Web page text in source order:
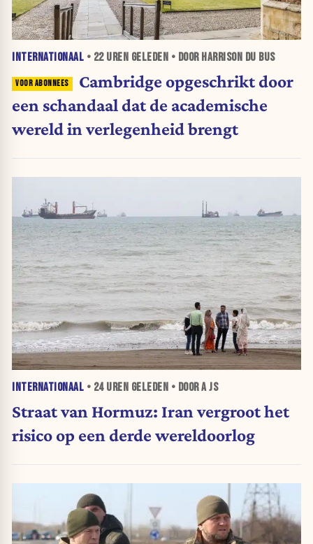
INTERNATIONAAL • 22 UREN GELEDEN • DOOR HARRISON DU BUS
Cambridge opgeschrikt door
een schandaal dat de academische
wereld in verlegenheid brengt
INTERNATIONAAL • 24 UREN GELEDEN • DOOR A JS
Straat van Hormuz: Iran vergroot het
risico op een derde wereldoorlog